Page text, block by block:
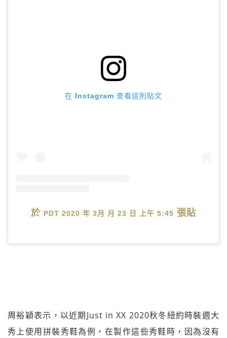
在 Instagram 查看這則貼文
於 PDT 2020 年 3月 月 23 日 上午 5:45 張貼
周裕穎表示，以近期Just in XX 2020秋冬紐約時裝週大
秀上使用拼裝秀鞋為例，在製作這些秀鞋時，因為沒有